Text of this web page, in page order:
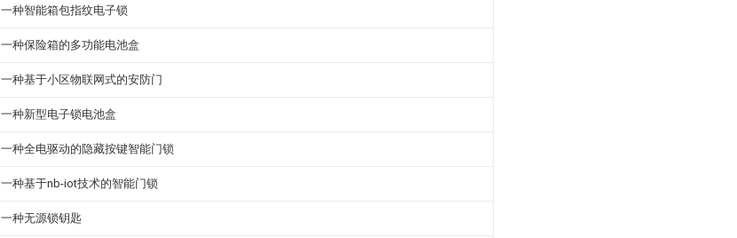
一种智能箱包指纹电子锁
一种保险箱的多功能电池盒
一种基于小区物联网式的安防门
一种新型电子锁电池盒
一种全电驱动的隐藏按键智能门锁
一种基于nb-iot技术的智能门锁
一种无源锁钥匙